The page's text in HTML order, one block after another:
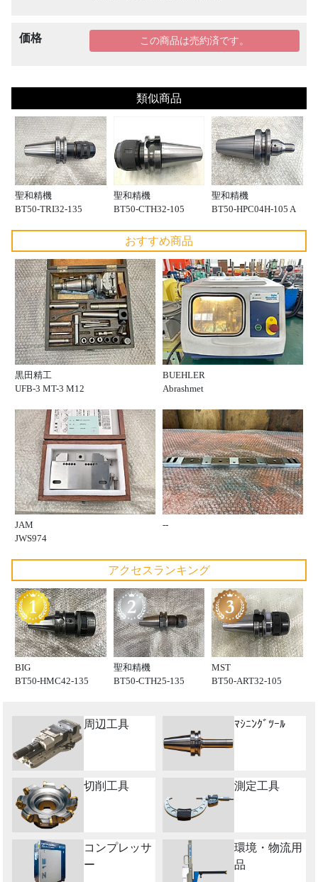
価格 この商品は売約済です。
類似商品
聖和精機
BT50-TRI32-135
聖和精機
BT50-CTH32-105
聖和精機
BT50-HPC04H-105 A
おすすめ商品
黒田精工
UFB-3 MT-3 M12
BUEHLER
Abrashmet
JAM
JWS974
--
アクセスランキング
BIG
BT50-HMC42-135
聖和精機
BT50-CTH25-135
MST
BT50-ART32-105
周辺工具 ﾏｼﾆﾝｸﾞﾂｰﾙ
切削工具 測定工具
コンプレッサ
ー
環境・物流用
品